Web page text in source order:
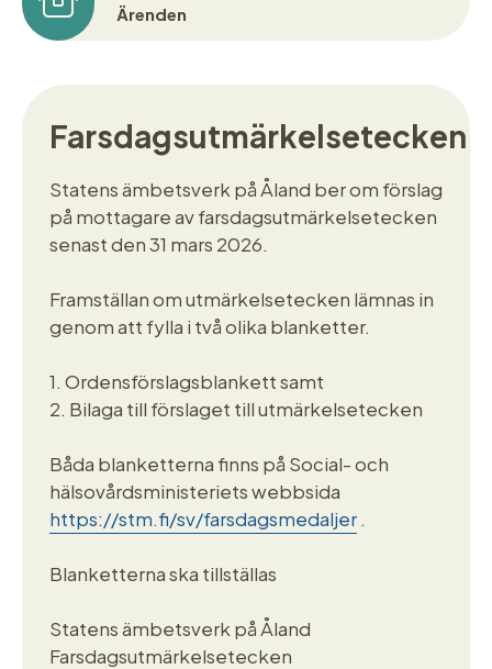
LänkstigÄrenden
Farsdagsutmärkelsetecken
Statens ämbetsverk på Åland ber om förslag
på mottagare av farsdagsutmärkelsetecken
senast den 31 mars 2026.
Framställan om utmärkelsetecken lämnas in
genom att fylla i två olika blanketter.
1. Ordensförslagsblankett samt
2. Bilaga till förslaget till utmärkelsetecken
Båda blanketterna finns på Social- och
hälsovårdsministeriets webbsida
https://stm.fi/sv/farsdagsmedaljer .
Blanketterna ska tillställas
Statens ämbetsverk på Åland
Farsdagsutmärkelsetecken